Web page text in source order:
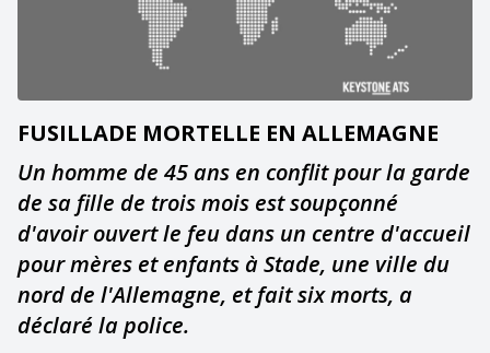
FUSILLADE MORTELLE EN ALLEMAGNE
Un homme de 45 ans en conflit pour la garde
de sa fille de trois mois est soupçonné
d'avoir ouvert le feu dans un centre d'accueil
pour mères et enfants à Stade, une ville du
nord de l'Allemagne, et fait six morts, a
déclaré la police.